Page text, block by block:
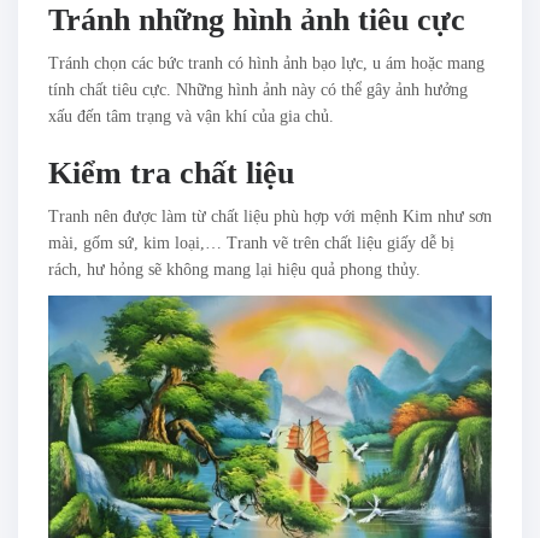
Tránh những hình ảnh tiêu cực
Tránh chọn các bức tranh có hình ảnh bạo lực, u ám hoặc mang
tính chất tiêu cực. Những hình ảnh này có thể gây ảnh hưởng
xấu đến tâm trạng và vận khí của gia chủ.
Kiểm tra chất liệu
Tranh nên được làm từ chất liệu phù hợp với mệnh Kim như sơn
mài, gốm sứ, kim loại,… Tranh vẽ trên chất liệu giấy dễ bị
rách, hư hỏng sẽ không mang lại hiệu quả phong thủy.